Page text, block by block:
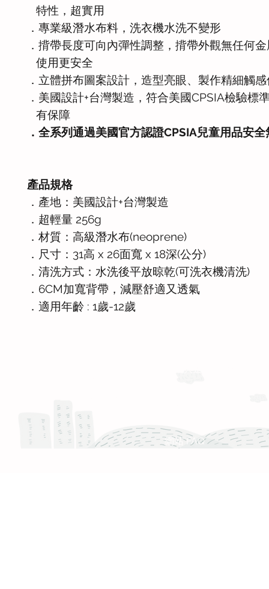
特性，超實用
．專業級潛水布料，洗衣機水洗不變形
．揹帶長度可向內彈性調整，揹帶外觀無任何
使用更安全
．立體拼布圖案設計，造型亮眼、製作精細觸
．美國設計+台灣製造，符合美國CPSIA檢驗標
有保障
．全系列通過美國官方認證CPSIA兒童用品安
產品規格
．產地：美國設計+台灣製造
．超輕量 256g
．材質：高級潛水布(neoprene)
．尺寸：31高 x 26面寬 x 18深(公分)
．清洗方式：水洗後平放晾乾(可洗衣機清洗)
．6CM加寬背帶，減壓舒適又透氣
．適用年齡 : 1歲-12歲
網站 FAQ